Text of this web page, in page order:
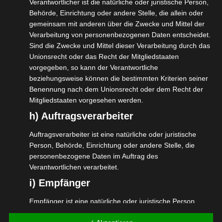
Aru Valley (Pahalgam)
Verantwortlicher ist die natürliche oder juristische Person,
Behörde, Einrichtung oder andere Stelle, die allein oder
gemeinsam mit anderen über die Zwecke und Mittel der
Verarbeitung von personenbezogenen Daten entscheidet.
Sind die Zwecke und Mittel dieser Verarbeitung durch das
Unionsrecht oder das Recht der Mitgliedstaaten
vorgegeben, so kann der Verantwortliche
beziehungsweise können die bestimmten Kriterien seiner
Benennung nach dem Unionsrecht oder dem Recht der
Mitgliedstaaten vorgesehen werden.
h) Auftragsverarbeiter
Auftragsverarbeiter ist eine natürliche oder juristische
Person, Behörde, Einrichtung oder andere Stelle, die
personenbezogene Daten im Auftrag des
Verantwortlichen verarbeitet.
i) Empfänger
Empfänger ist eine natürliche oder juristische Person,
Behörde, Einrichtung oder andere Stelle, der